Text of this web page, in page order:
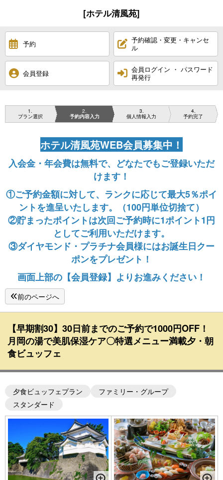
[ホテル清風苑]
予約
予約確認・変更・キャンセ
ル
会員登録
会員ログイン ・ パスワード
再発行
1
プラン選択
2
予約内容入力
3
個人情報入力
4
予約完了
ホテル清風苑WEB会員募集中！
入会金・年会費は無料で、どなたでもご登録いただ
けます！
①ご予約金額に対して、ランクに応じて最大5％ポイ
ントを進呈いたします。（100円単位切捨て）
②貯まったポイントは次回ご予約時に1ポイント1円
としてご利用いただけます。
③ダイヤモンド・プラチナ会員様にはお誕生日クー
ポンをプレゼント！
画面上部の【会員登録】よりお進みください！
前のページへ
【早期割30】30日前までのご予約で1000円OFF！
月岡の湯で美肌保湿ケア〇特選メニュー満載夕・朝
食ビュッフェ
夕食ビュッフェプラン
ファミリー・グループ
スタンダード